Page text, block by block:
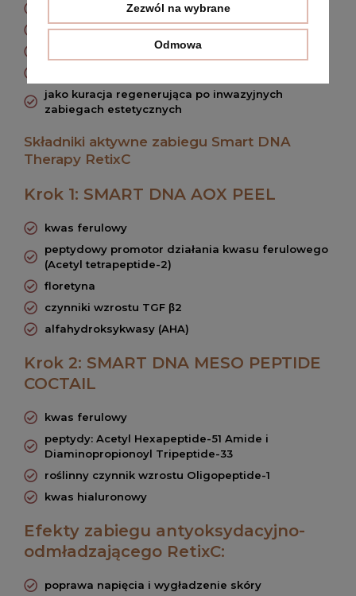
Zezwól na wybrane
Odmowa
cera wrażliwa, z rozszerzonymi naczynkami
skóra wymagająca pobudzenia i regeneracji
cera zmęczona, poszarzała
jako kuracja regenerująca po inwazyjnych
zabiegach estetycznych
Składniki aktywne zabiegu Smart DNA
Therapy RetixC
Krok 1: SMART DNA AOX PEEL
kwas ferulowy
peptydowy promotor działania kwasu ferulowego
(Acetyl tetrapeptide-2)
floretyna
czynniki wzrostu TGF β2
alfahydroksykwasy (AHA)
Krok 2: SMART DNA MESO PEPTIDE
COCTAIL
kwas ferulowy
peptydy: Acetyl Hexapeptide-51 Amide i
Diaminopropionoyl Tripeptide-33
roślinny czynnik wzrostu Oligopeptide-1
kwas hialuronowy
Efekty zabiegu antyoksydacyjno-
odmładzającego RetixC:
poprawa napięcia i wygładzenie skóry